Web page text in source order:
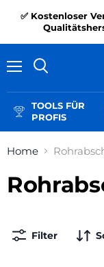
✅ Kostenloser
TOOLS FÜR
PROFIS
Home
Filter